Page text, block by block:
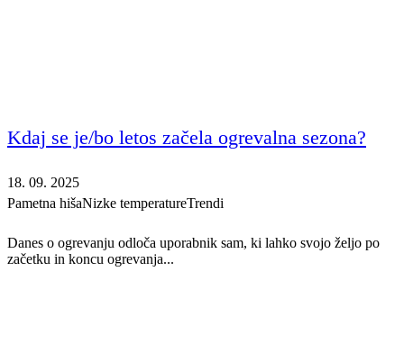
Kdaj se je/bo letos začela ogrevalna sezona?
18. 09. 2025
Pametna hišaNizke temperatureTrendi
Danes o ogrevanju odloča uporabnik sam, ki lahko svojo željo po
začetku in koncu ogrevanja...